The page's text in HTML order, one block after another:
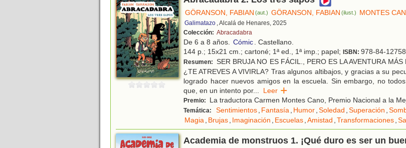
GÖRANSON, FABIAN (aut.) GÖRANSON, FABIAN (ilust.) MONTES
Galimatazo , Alcalá de Henares, 2025
Colección: Abracadabra
De 6 a 8 años. Cómic. Castellano.
144 p.; 15x21 cm.; cartoné; 1ª ed., 1ª imp.; papel; ISBN: 978-84-
Resumen: SER BRUJA NO ES FÁCIL., PERO ES LA AVENTURA
¿TE ATREVES A VIVIRLA? Tras algunos altibajos, y gracias a su
logrado hacer nuevos amigos en la escuela. Sin embargo, no
que, en un intento por... Leer
Premio: La traductora Carmen Montes Cano, Premio Nacional a la
Temática: Sentimientos, Fantasía, Humor,Soledad ,Superación ,
Magia, Brujas, Imaginación , Escuelas,Amistad ,Transformaciones,
Academia de monstruos 1. ¡Qué duro es ser un